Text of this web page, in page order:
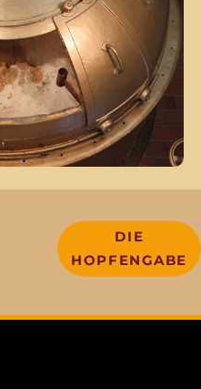
DIE
HOPFENGABE